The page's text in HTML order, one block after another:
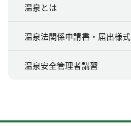
温泉とは
温泉法関係申請書・届出様式
温泉安全管理者講習